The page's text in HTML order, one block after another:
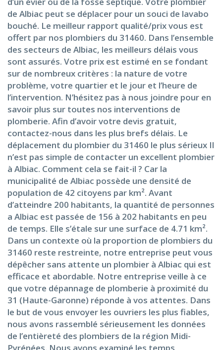
de Albiac peut se déplacer pour un souci de lavabo
bouché. Le meilleur rapport qualité/prix vous est
offert par nos plombiers du 31460. Dans l’ensemble
des secteurs de Albiac, les meilleurs délais vous
sont assurés. Votre prix est estimé en se fondant
sur de nombreux critères : la nature de votre
problème, votre quartier et le jour et l’heure de
l’intervention. N’hésitez pas à nous joindre pour en
savoir plus sur toutes nos interventions de
plomberie. Afin d’avoir votre devis gratuit,
contactez-nous dans les plus brefs délais. Le
déplacement du plombier du 31460 le plus sérieux Il
n’est pas simple de contacter un excellent plombier
à Albiac. Comment cela se fait-il ? Car la
municipalité de Albiac possède une densité de
population de 42 citoyens par km². Avant
d’atteindre 200 habitants, la quantité de personnes
a Albiac est passée de 156 à 202 habitants en peu
de temps. Elle s’étale sur une surface de 4.71 km².
Dans un contexte où la proportion de plombiers du
31460 reste restreinte, notre entreprise peut vous
dépêcher sans attente un plombier à Albiac qui est
efficace et abordable. Notre entreprise veille à ce
que votre dépannage de plomberie à proximité du
31 (Haute-Garonne) réponde à vos attentes. Dans
le but de vous envoyer les ouvriers les plus fiables,
nous avons rassemblé sérieusement les données
de l’entièreté des plombiers de la région Midi-